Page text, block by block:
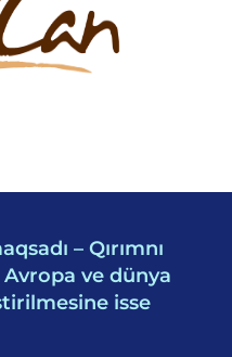
– Qırımnı
ve dünya
isse